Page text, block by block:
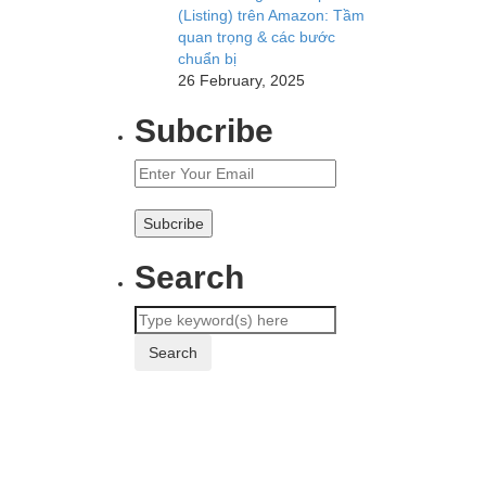
(Listing) trên Amazon: Tầm
quan trọng & các bước
chuẩn bị
26 February, 2025
Subcribe
Search